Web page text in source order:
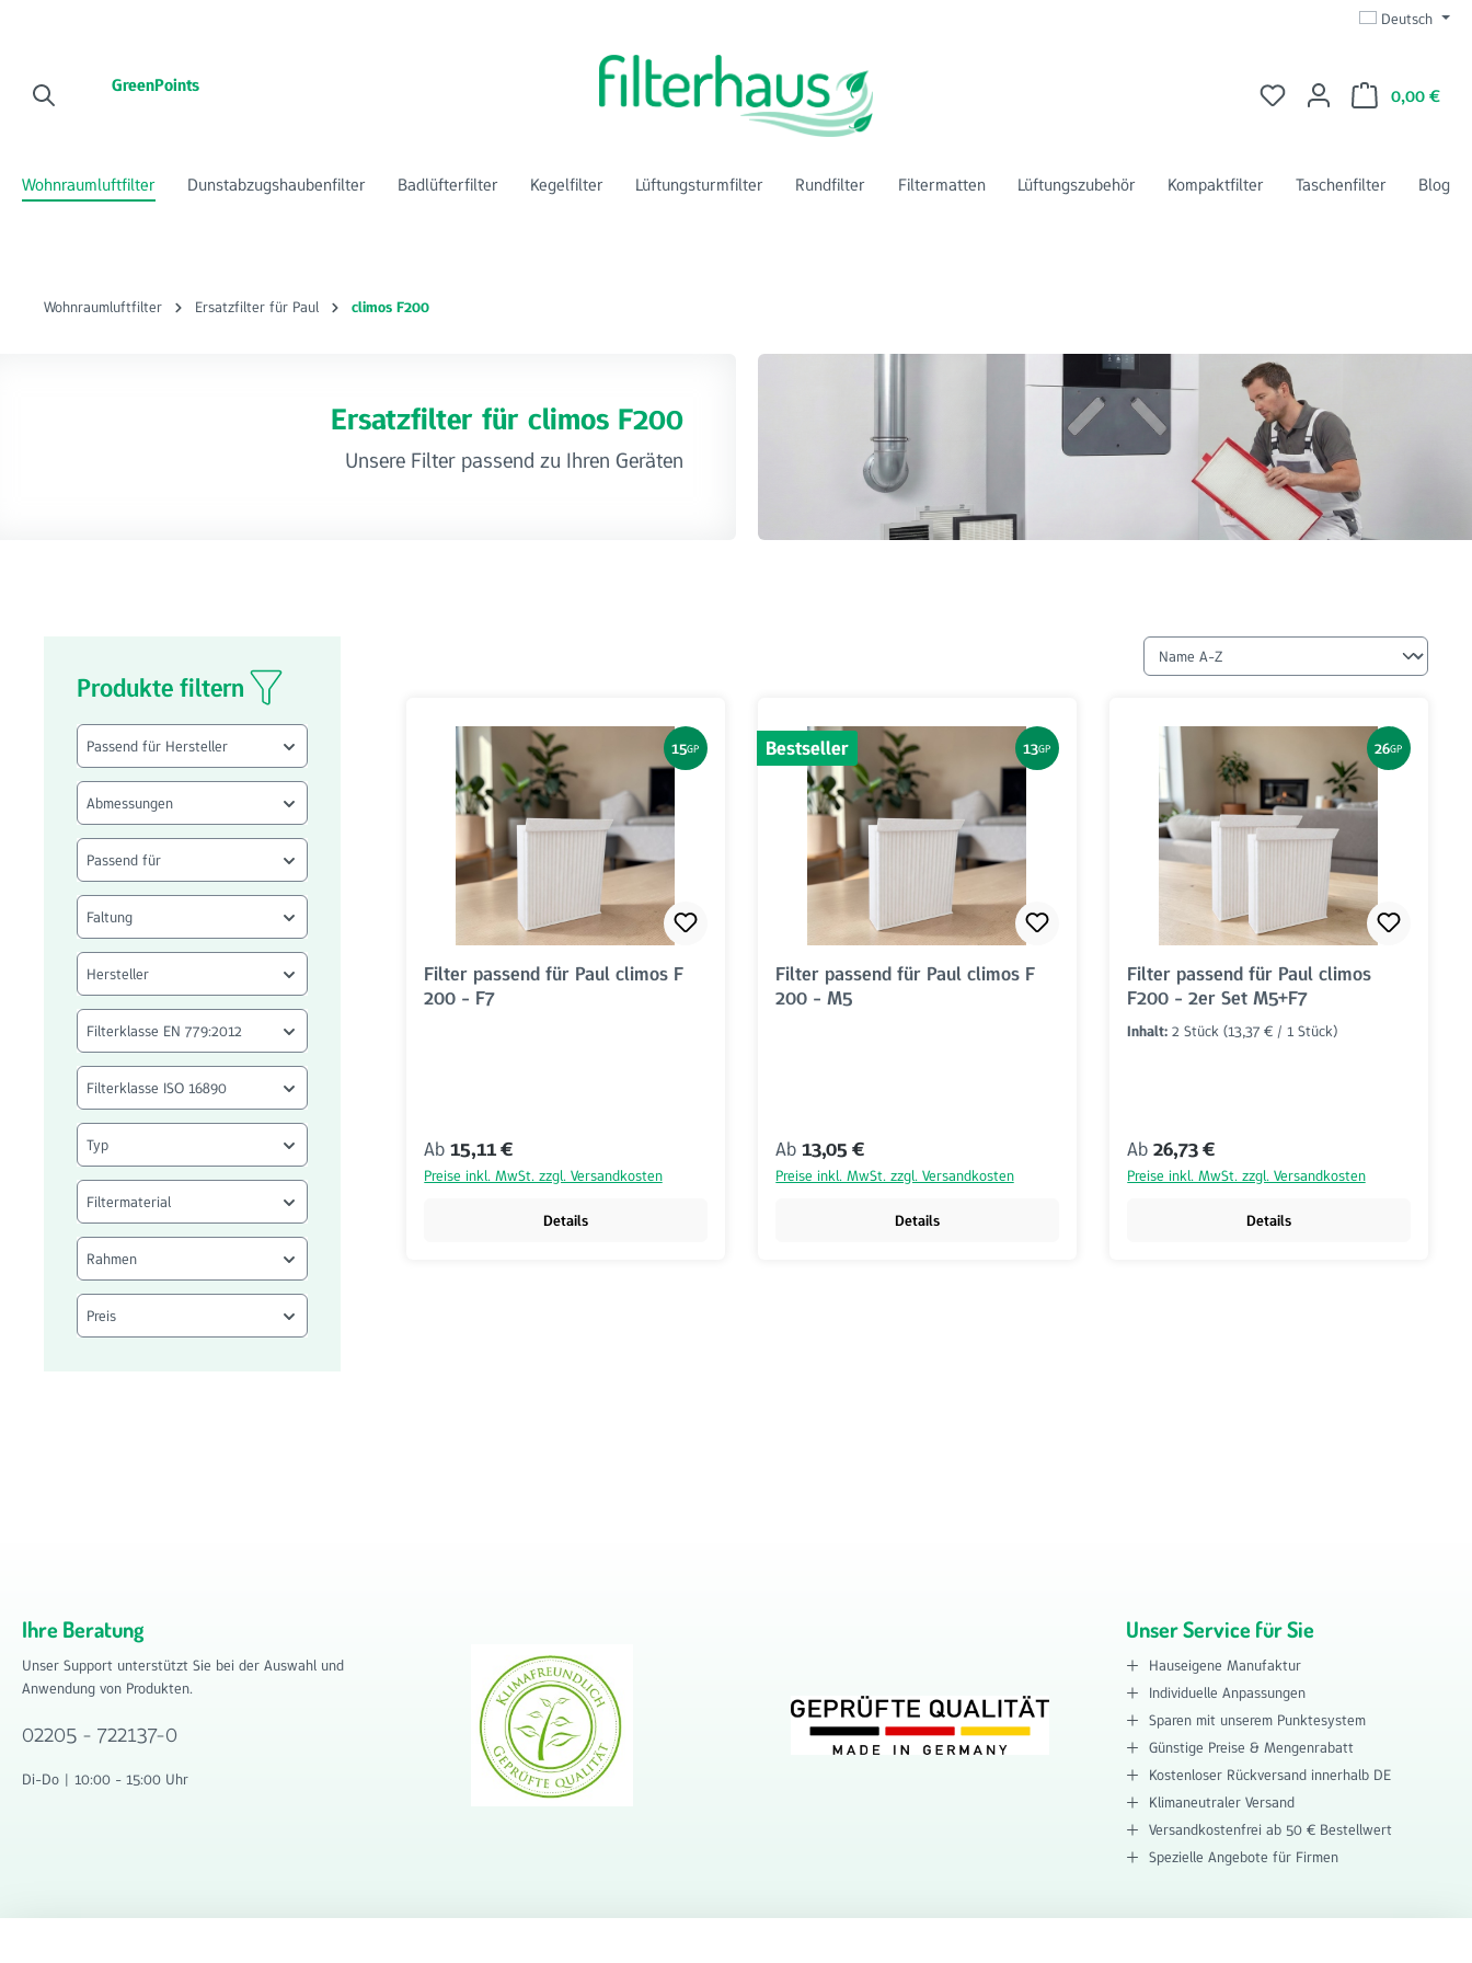
Deutsch
GreenPoints Du hast 0 Produkte auf dem
0,00 €
Wohnraumluftfilter Dunstabzugshaubenfilter Badlüfterfilter Kegelfilter Lüftungsturmfilter Rundfilter Filtermatten Lüftungszubehör Kompaktfilter Taschenfilter Blog
Wohnraumluftfilter Ersatzfilter für Paul climos F200
Ersatzfilter für climos F200
Unsere Filter passend zu Ihren Geräten
Produkte filtern
Passend für Hersteller
Abmessungen
Passend für
Faltung
Hersteller
Filterklasse EN 779:2012
Filterklasse ISO 16890
Typ
Filtermaterial
Rahmen
Preis
15GP
Filter passend für Paul climos F
200 - F7
Regulärer Preis:
Ab 15,11 €
Preise inkl. MwSt. zzgl. Versandkosten
Details
Bestseller 13GP
Filter passend für Paul climos F
200 - M5
Regulärer Preis:
Ab 13,05 €
Preise inkl. MwSt. zzgl. Versandkosten
Details
26GP
Filter passend für Paul climos
F200 - 2er Set M5+F7
Inhalt: 2 Stück (13,37 € / 1 Stück)
Regulärer Preis:
Ab 26,73 €
Preise inkl. MwSt. zzgl. Versandkosten
Details
Ihre Beratung
Unser Support unterstützt Sie bei der Auswahl und
Anwendung von Produkten.
02205 - 722137-0
Di-Do | 10:00 - 15:00 Uhr
Unser Service für Sie
Hauseigene Manufaktur
Individuelle Anpassungen
Sparen mit unserem Punktesystem
Günstige Preise & Mengenrabatt
Kostenloser Rückversand innerhalb DE
Klimaneutraler Versand
Versandkostenfrei ab 50 € Bestellwert
Spezielle Angebote für Firmen